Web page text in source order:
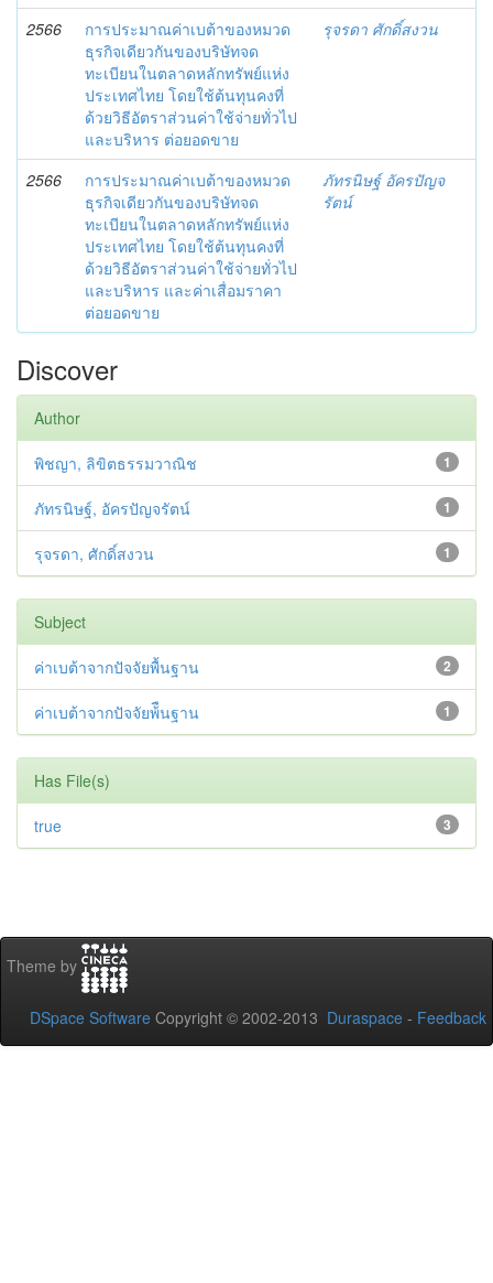
2566
การประมาณค่าเบต้าของหมวด
ธุรกิจเดียวกันของบริษัทจด
ทะเบียนในตลาดหลักทรัพย์แห่ง
ประเทศไทย โดยใช้ต้นทุนคงที่
ด้วยวิธีอัตราส่วนค่าใช้จ่ายทั่วไป
และบริหาร ต่อยอดขาย
รุจรดา ศักดิ์สงวน
2566
การประมาณค่าเบต้าของหมวด
ธุรกิจเดียวกันของบริษัทจด
ทะเบียนในตลาดหลักทรัพย์แห่ง
ประเทศไทย โดยใช้ต้นทุนคงที่
ด้วยวิธีอัตราส่วนค่าใช้จ่ายทั่วไป
และบริหาร และค่าเสื่อมราคา
ต่อยอดขาย
ภัทรนิษฐ์ อัครปัญจ
รัตน์
Discover
Author
1
พิชญา, ลิขิตธรรมวาณิช
1
ภัทรนิษฐ์, อัครปัญจรัตน์
1
รุจรดา, ศักดิ์สงวน
Subject
2
ค่าเบต้าจากปัจจัยพื้นฐาน
1
ค่าเบต้าจากปัจจัยพ้ืนฐาน
Has File(s)
3
true
Theme by
DSpace Software Copyright © 2002-2013 Duraspace - Feedback